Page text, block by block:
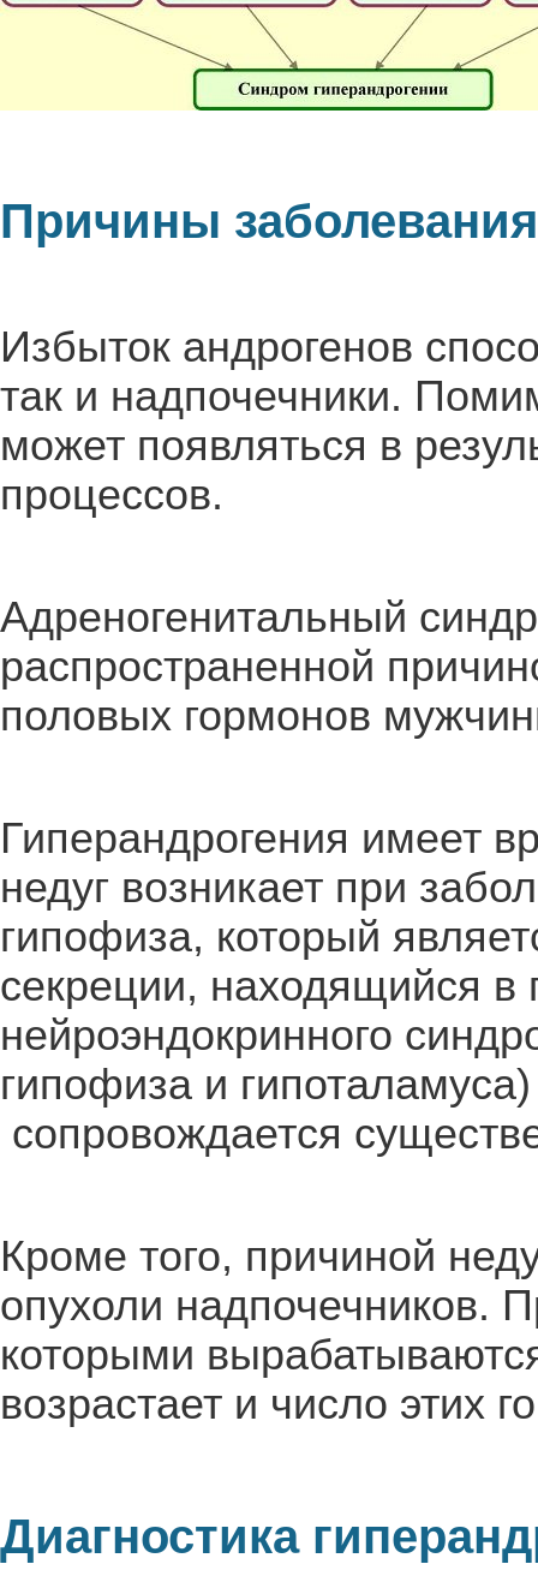
Причины заболевания
Избыток андрогенов
так и надпочечники.
может появляться в
процессов.
Адреногенитальный
распространенной
половых гормонов
Гиперандрогения имеет
недуг возникает при
гипофиза, который
секреции, находящийся в
нейроэндокринного
гипофиза и
сопровождается
Кроме того, причиной
опухоли надпочечников.
которыми
возрастает и число этих
Диагностика